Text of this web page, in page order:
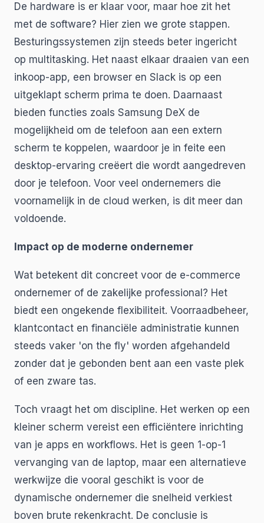
De hardware is er klaar voor, maar hoe zit het
met de software? Hier zien we grote stappen.
Besturingssystemen zijn steeds beter ingericht
op multitasking. Het naast elkaar draaien van een
inkoop-app, een browser en Slack is op een
uitgeklapt scherm prima te doen. Daarnaast
bieden functies zoals Samsung DeX de
mogelijkheid om de telefoon aan een extern
scherm te koppelen, waardoor je in feite een
desktop-ervaring creëert die wordt aangedreven
door je telefoon. Voor veel ondernemers die
voornamelijk in de cloud werken, is dit meer dan
voldoende.
Impact op de moderne ondernemer
Wat betekent dit concreet voor de e-commerce
ondernemer of de zakelijke professional? Het
biedt een ongekende flexibiliteit. Voorraadbeheer,
klantcontact en financiële administratie kunnen
steeds vaker 'on the fly' worden afgehandeld
zonder dat je gebonden bent aan een vaste plek
of een zware tas.
Toch vraagt het om discipline. Het werken op een
kleiner scherm vereist een efficiëntere inrichting
van je apps en workflows. Het is geen 1-op-1
vervanging van de laptop, maar een alternatieve
werkwijze die vooral geschikt is voor de
dynamische ondernemer die snelheid verkiest
boven brute rekenkracht. De conclusie is